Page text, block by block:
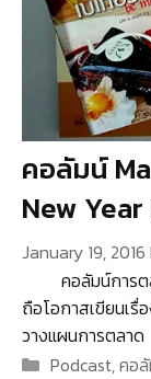
คอลัมน์
New Year
January 19, 2016
คอลัมน์การ
ถือโอกาสเขียนเ
วางแผนการตลาด
Categories
Podcast,คอ